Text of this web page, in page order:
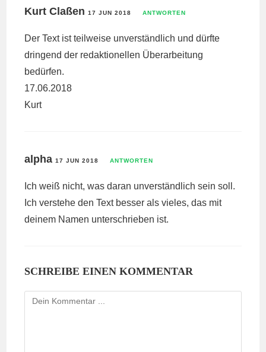
Kurt Claßen17 JUN 2018 ANTWORTEN
Der Text ist teilweise unverständlich und dürfte
dringend der redaktionellen Überarbeitung
bedürfen.
17.06.2018
Kurt
alpha17 JUN 2018 ANTWORTEN
Ich weiß nicht, was daran unverständlich sein soll.
Ich verstehe den Text besser als vieles, das mit
deinem Namen unterschrieben ist.
SCHREIBE EINEN KOMMENTAR
Kommentieren